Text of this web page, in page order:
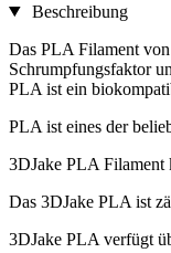
Beschreibung
Das PLA Filament
Schrumpfungsfaktor
PLA ist ein
PLA ist eines der
3DJake PLA Filament
Das 3DJake PLA ist
3DJake PLA verfügt